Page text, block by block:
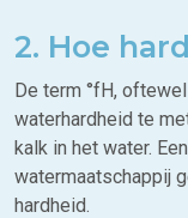
2. Hoe
De term °fH,
waterhardheid te
kalk in het water.
watermaatschappij
hardheid.